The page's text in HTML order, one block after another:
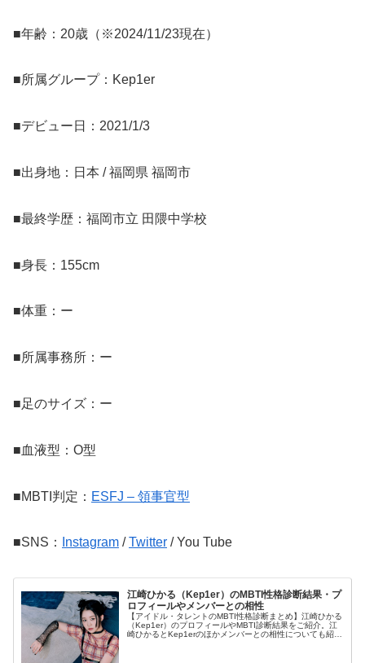
■年齢：20歳（※2024/11/23現在）
■所属グループ：Kep1er
■デビュー日：2021/1/3
■出身地：日本 / 福岡県 福岡市
■最終学歴：福岡市立 田隈中学校
■身長：155cm
■体重：ー
■所属事務所：ー
■足のサイズ：ー
■血液型：O型
■MBTI判定： ESFJ – 領事官型
■SNS： Instagram /Twitter / You Tube
江崎ひかる（Kep1er）のMBTI性格診断結果・プ
ロフィールやメンバーとの相性
【アイドル・タレントのMBTI性格診断まとめ】江崎ひかる
（Kep1er）のプロフィールやMBTI診断結果をご紹介。江
崎ひかるとKep1erのほかメンバーとの相性についても紹介